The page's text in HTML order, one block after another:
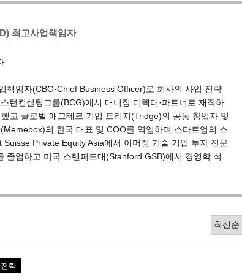
최고사업책임자
책임자(CBO·Chief Business Officer)로 회사의 사업 전략
턴컨설팅그룹(BCG)에서 매니징 디렉터·파트너로 재직하
고 글로벌 애그테크 기업 트리지(Tridge)의 공동 창업자 및
의 한국 대표 및 COO를 역임하며 스타트업의 스
Private Equity Asia에서 이머징 기술 기업 투자 전문
졸업하고 미국 스탠퍼드대(Stanford GSB)에서 경영학 석
략